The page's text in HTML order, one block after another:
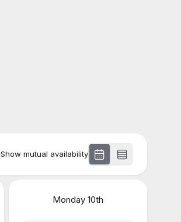
Show mutual availability
Monday10th